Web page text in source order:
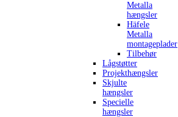
Metalla
hængsler
Häfele
Metalla
montageplader
Tilbehør
Lågstøtter
Projekthængsler
Skjulte
hængsler
Specielle
hængsler